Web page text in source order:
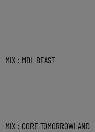
MIX : MDL BEAST
MIX : CORE TOMORROWLAND